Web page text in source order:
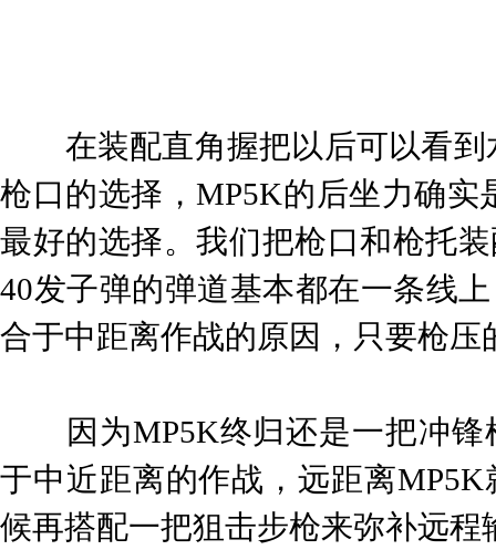
在装配直角握把以后可以看到
枪口的选择，MP5K的后坐力确
最好的选择。我们把枪口和枪托
40发子弹的弹道基本都在一条线
合于中距离作战的原因，只要枪
因为MP5K终归还是一把冲锋
于中近距离的作战，远距离
候再搭配一把狙击步枪来弥补远程